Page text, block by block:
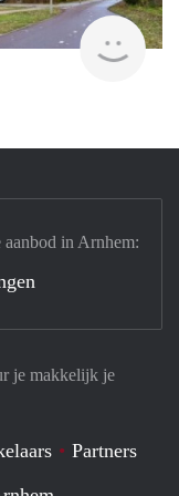
je makkelijk je
Partners
in Arnhem: